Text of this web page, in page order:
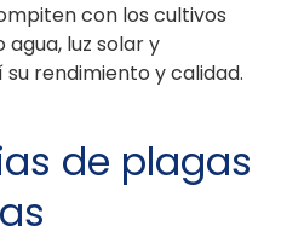
con los cultivos
luz solar y
rendimiento y calidad.
de plagas